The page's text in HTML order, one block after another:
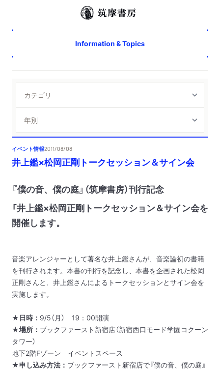
Information & Topics
イベント情報2011/08/08
井上鑑×松岡正剛トークセッション＆サイン会
『僕の音、僕の庭』（筑摩書房）刊行記念
「井上鑑×松岡正剛トークセッション＆サイン会を
開催します。
音楽アレンジャーとして著名な井上鑑さんが、音楽論初の書籍
を刊行されます。本書の刊行を記念し、本書を企画された松岡
正剛さんと、井上鑑さんによるトークセッションとサイン会を
実施します。
★日時： 9/5（月） 19：00開演
★場所： ブックファースト新宿店（新宿西口モード学園コクーン
タワー）
地下2階Fゾーン イベントスペース
★申し込み方法： ブックファースト新宿店で『僕の音、僕の庭』